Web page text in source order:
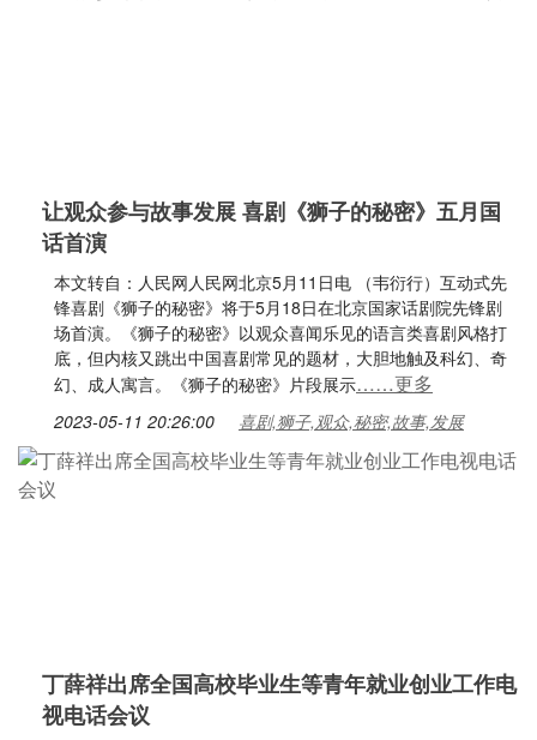
让观众参与故事发展 喜剧《狮子的秘密》五月国
话首演
本文转自：人民网人民网北京5月11日电 （韦衍行）互动式先
锋喜剧《狮子的秘密》将于5月18日在北京国家话剧院先锋剧
场首演。《狮子的秘密》以观众喜闻乐见的语言类喜剧风格打
底，但内核又跳出中国喜剧常见的题材，大胆地触及科幻、奇
幻、成人寓言。《狮子的秘密》片段展示……更多
2023-05-11 20:26:00 喜剧,狮子,观众,秘密,故事,发展
丁薛祥出席全国高校毕业生等青年就业创业工作电
视电话会议